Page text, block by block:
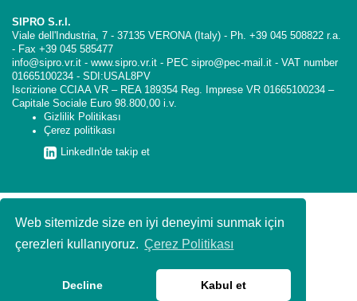
Web sitemizde size en iyi deneyimi sunmak için
çerezleri kullanıyoruz. Çerez Politikası
Decline Kabul et
SIPRO S.r.l.
Viale dell'Industria, 7 - 37135 VERONA (Italy) - Ph. +39 045 508822 r.a.
- Fax +39 045 585477
info@sipro.vr.it - www.sipro.vr.it - PEC sipro@pec-mail.it - VAT number
01665100234 - SDI:USAL8PV
Iscrizione CCIAA VR – REA 189354 Reg. Imprese VR 01665100234 –
Capitale Sociale Euro 98.800,00 i.v.
Gizlilik Politikası
Çerez politikası
LinkedIn'de takip et